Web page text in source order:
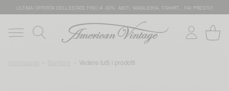
ULTIMA OFFERTA DELL'ESTATE FINO A -50%: ABITI, MAGLIERIA, T-SHIRT… FAI PRESTO!
Vedere tutti i prodotti